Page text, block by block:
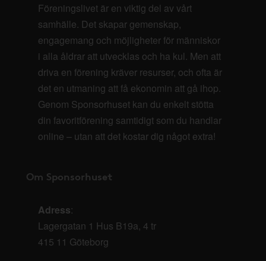
Föreningslivet är en viktig del av vårt
samhälle. Det skapar gemenskap,
engagemang och möjligheter för människor
i alla åldrar att utvecklas och ha kul. Men att
driva en förening kräver resurser, och ofta är
det en utmaning att få ekonomin att gå ihop.
Genom Sponsorhuset kan du enkelt stötta
din favoritförening samtidigt som du handlar
online – utan att det kostar dig något extra!
Om Sponsorhuset
Adress:
Lagergatan 1 Hus B19a, 4 tr
415 11 Göteborg